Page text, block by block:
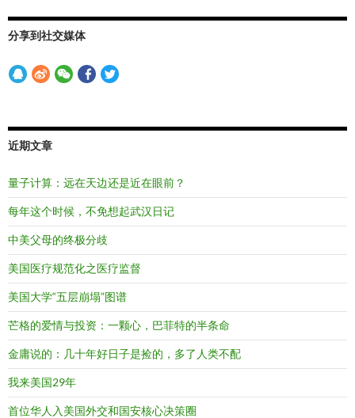
分享到社交媒体
近期文章
量子计算：远在天边还是近在眼前？
每年这个时候，不免想起武汉日记
中美父母的终极分歧
美国医疗规范化之医疗监督
美国大学“五层崩塌”图谱
芒格的爱情与投资：一颗心，巴菲特的半条命
金庸说的：几十年好日子是捡的，多了人类不配
我来美国29年
首位华人入美国外交和国安核心决策圈